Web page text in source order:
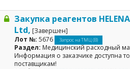
Закупка реагентов
Ltd, [Завершен]
Лот №: 5676 Запрос на ТМЦ (В)
Раздел: Медицинский расходный
Информация о заказчике доступна
поставщикам!